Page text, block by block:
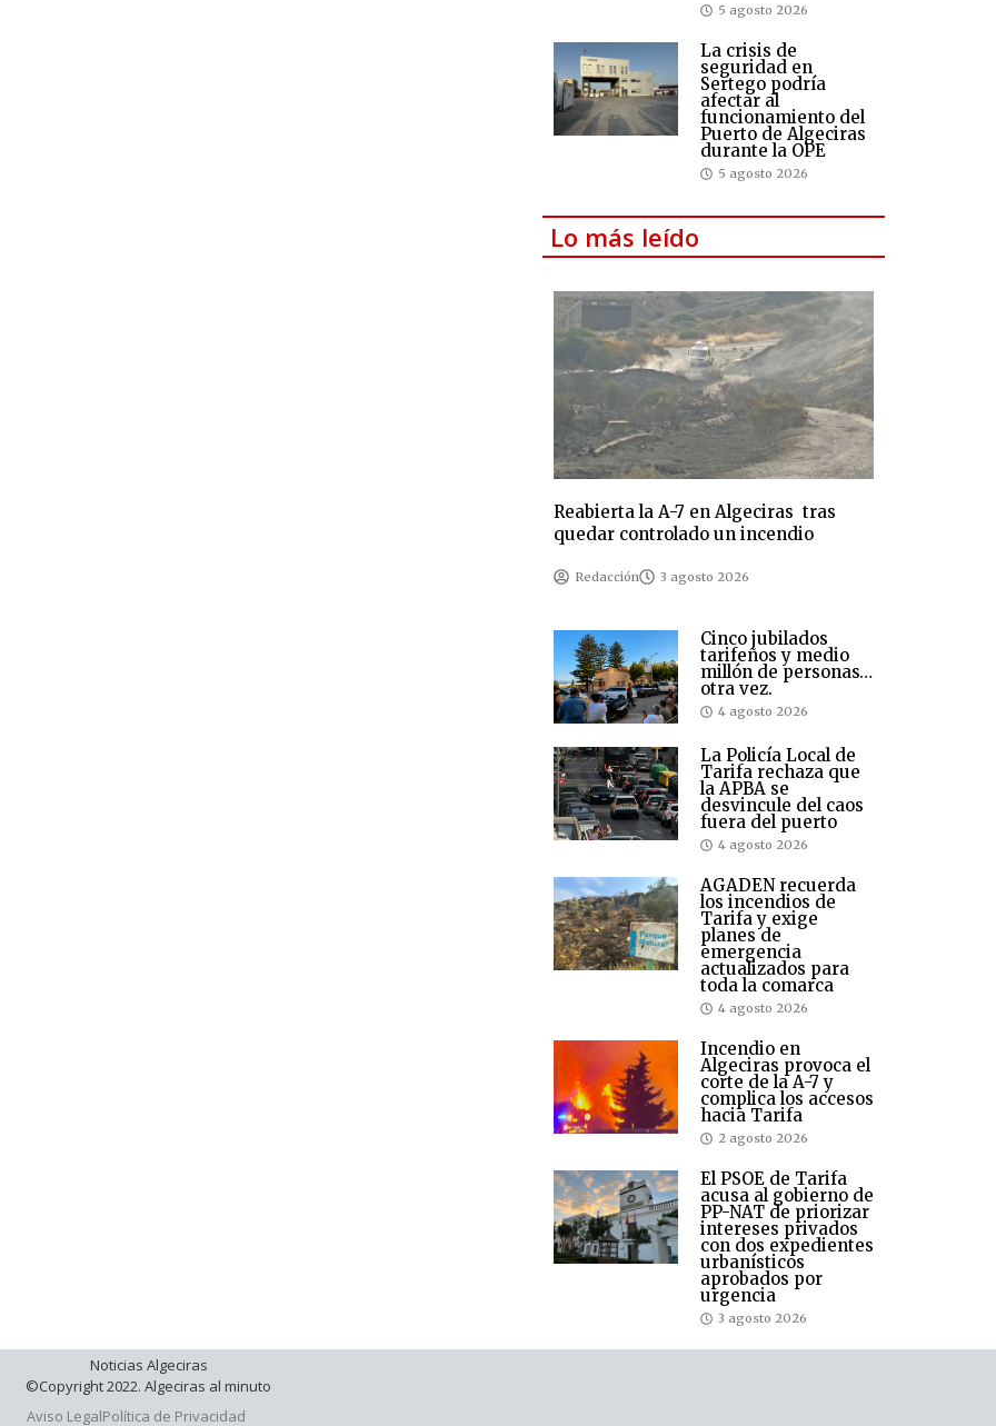
5 agosto 2026
La crisis de
seguridad en
Sertego podría
afectar al
funcionamiento del
Puerto de Algeciras
durante la OPE
5 agosto 2026
Lo más leído
Reabierta la A-7 en Algeciras tras
quedar controlado un incendio
Redacción 3 agosto 2026
Cinco jubilados
tarifeños y medio
millón de personas…
otra vez.
4 agosto 2026
La Policía Local de
Tarifa rechaza que
la APBA se
desvincule del caos
fuera del puerto
4 agosto 2026
AGADEN recuerda
los incendios de
Tarifa y exige
planes de
emergencia
actualizados para
toda la comarca
4 agosto 2026
Incendio en
Algeciras provoca el
corte de la A-7 y
complica los accesos
hacia Tarifa
2 agosto 2026
El PSOE de Tarifa
acusa al gobierno de
PP-NAT de priorizar
intereses privados
con dos expedientes
urbanísticos
aprobados por
urgencia
3 agosto 2026
Noticias Algeciras
©Copyright 2022. Algeciras al minuto
Aviso LegalPolítica de Privacidad